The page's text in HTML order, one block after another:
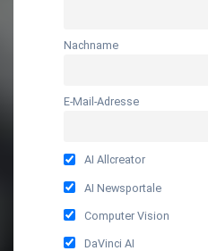
Nachname
E-Mail-Adresse
AI Allcreator
AI Newsportale
Computer Vision
DaVinci AI